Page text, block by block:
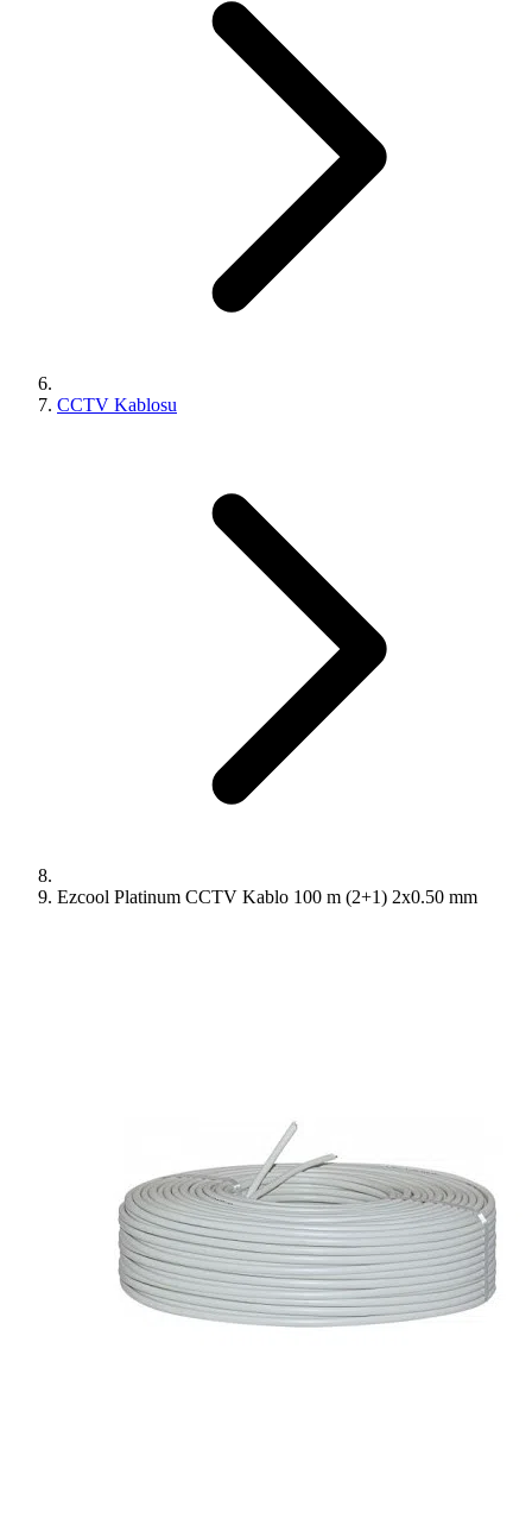
CCTV Kablosu
Ezcool Platinum CCTV Kablo 100 m (2+1) 2x0.50 mm